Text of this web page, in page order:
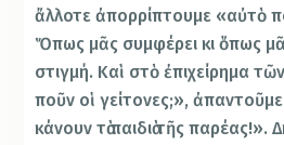
ἄλλοτε ἀπορρίπτουμε «αὐτὸ
Ὅπως μᾶς συμφέρει κι ὅπως
στιγμή. Καὶ στὸ ἐπιχείρημα
ποῦν οἱ γείτονες;»,
κάνουν τὰ παιδιὰ τῆς παρέας!».